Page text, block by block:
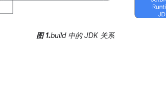
图 1.build 中的 JDK 关系